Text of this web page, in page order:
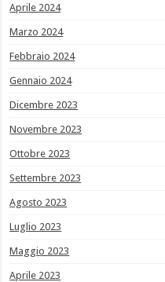
Aprile 2024
Marzo 2024
Febbraio 2024
Gennaio 2024
Dicembre 2023
Novembre 2023
Ottobre 2023
Settembre 2023
Agosto 2023
Luglio 2023
Maggio 2023
Aprile 2023